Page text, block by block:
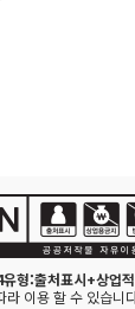
형:출처표시+상업
라 이용 할 수 있습니